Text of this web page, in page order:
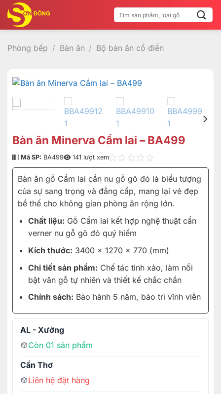
qua
nội
dung
Tìm
kiếm:
Phòng bếp / Bàn ăn / Bộ bàn ăn cổ điển
Bàn ăn Minerva Cẩm lai – BA499
Mã SP: BA499 141 lượt xem
Bàn ăn gỗ Cẩm lai cẩn nu gỗ gõ đỏ là biểu tượng
của sự sang trọng và đẳng cấp, mang lại vẻ đẹp
bề thế cho không gian phòng ăn rộng lớn.
Chất liệu: Gỗ Cẩm lai kết hợp nghệ thuật cẩn
verner nu gỗ gõ đỏ quý hiếm
Kích thước: 3400 x 1270 x 770 (mm)
Chi tiết sản phẩm: Chế tác tinh xảo, làm nổi
bật vân gỗ tự nhiên và thiết kế chắc chắn
Chính sách: Bảo hành 5 năm, bảo trì vĩnh viễn
AL - Xưởng
Còn 01 sản phẩm
Cần Thơ
Liên hệ đặt hàng